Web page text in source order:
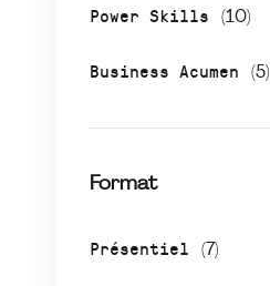
Power Skills (10)
Business Acumen (5)
Format
Présentiel (7)